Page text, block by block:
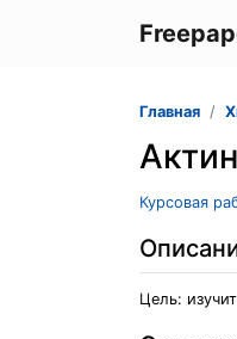
Главная
Курсовая
Цель: